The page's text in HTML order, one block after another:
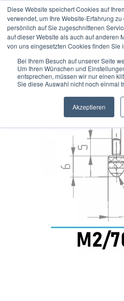
Diese Website speichert Cookies auf
verwendet, um Ihre Website-Erfahrung
persönlich auf Sie zugeschnittenen
auf dieser Website als auch auf anderen
von uns eingesetzten Cookies finden Sie
Bei Ihrem Besuch auf unserer Seite
Um Ihren Wünschen und
entsprechen, müssen wir nur einen
Sie diese Auswahl nicht noch einmal
Akzeptieren
« Erster « zurück weiter »
M2/70 R - Kugelmesseinsatz
Feinzeiger